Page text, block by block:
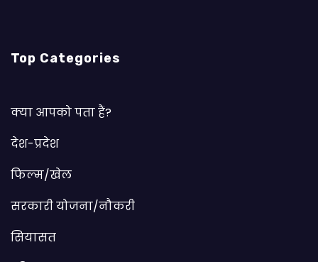
Top Categories
क्या आपको पता हैं?
देश-प्रदेश
फिल्म/खेल
सरकारी योजना/नौकरी
सियासत